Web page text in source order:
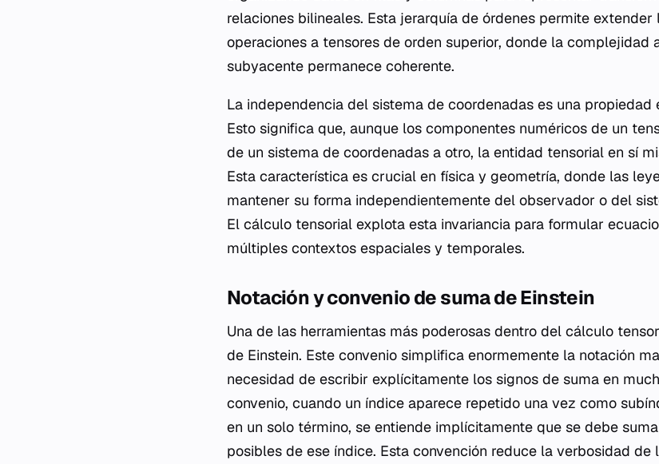
relaciones bilineales. Esta jerarquía de órdenes permite
operaciones a tensores de orden superior, donde la complejidad
subyacente permanece coherente.
La independencia del sistema de coordenadas es una propiedad
Esto significa que, aunque los componentes numéricos de un
de un sistema de coordenadas a otro, la entidad tensorial en sí
Esta característica es crucial en física y geometría, donde las
mantener su forma independientemente del observador o del
El cálculo tensorial explota esta invariancia para formular
múltiples contextos espaciales y temporales.
Notación y convenio de suma de Einstein
Una de las herramientas más poderosas dentro del cálculo
de Einstein. Este convenio simplifica enormemente la notación
necesidad de escribir explícitamente los signos de suma en
convenio, cuando un índice aparece repetido una vez como
en un solo término, se entiende implícitamente que se debe
posibles de ese índice. Esta convención reduce la verbosidad de